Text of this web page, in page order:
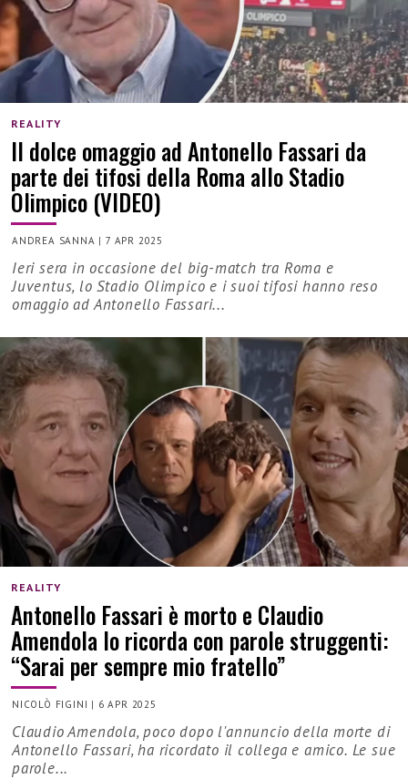
REALITY
Il dolce omaggio ad Antonello Fassari da
parte dei tifosi della Roma allo Stadio
Olimpico (VIDEO)
ANDREA SANNA |7 APR 2025
Ieri sera in occasione del big-match tra Roma e
Juventus, lo Stadio Olimpico e i suoi tifosi hanno reso
omaggio ad Antonello Fassari...
REALITY
Antonello Fassari è morto e Claudio
Amendola lo ricorda con parole struggenti:
“Sarai per sempre mio fratello”
NICOLÒ FIGINI | 6 APR 2025
Claudio Amendola, poco dopo l'annuncio della morte di
Antonello Fassari, ha ricordato il collega e amico. Le sue
parole...